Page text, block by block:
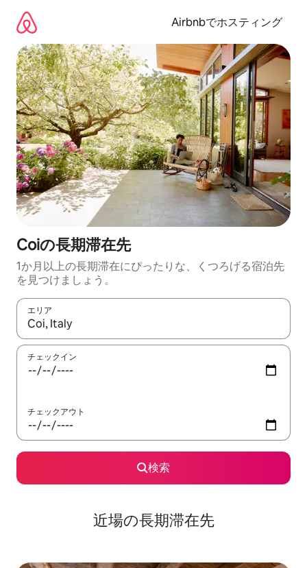
Airbnbでホスティング
Coiの長期滞在先
1か月以上の長期滞在にぴったりな、くつろげる宿泊先
を見つけましょう。
エリア
検索結果が表示されたら、上下の矢印キーを使って移動するか
チェックイン
チェックアウト
検索
近場の長期滞在先